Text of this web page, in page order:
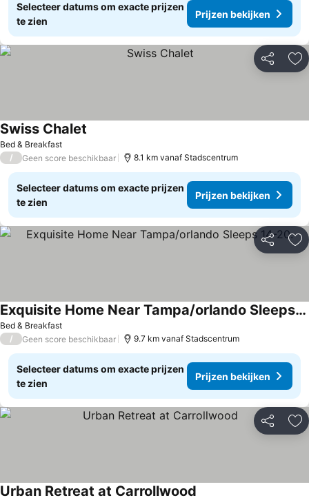
Selecteer datums om exacte prijzen
te zien
Prijzen bekijken
Delen
Bed & Breakfast
Swiss Chalet
/ Geen score beschikbaar 8.1 km vanaf Stadscentrum
Selecteer datums om exacte prijzen
te zien
Prijzen bekijken
Delen
Bed & Breakfast
Exquisite Home Near Tampa/orlando Sleeps 14-20.
/ Geen score beschikbaar 9.7 km vanaf Stadscentrum
Selecteer datums om exacte prijzen
te zien
Prijzen bekijken
Delen
Urban Retreat at Carrollwood